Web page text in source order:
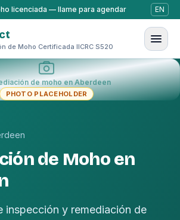
licenciada — llame para agendar EN
de Moho Certificada IICRC S520
de moho en Aberdeen
PHOTO PLACEHOLDER
de Moho en
inspección y remediación de